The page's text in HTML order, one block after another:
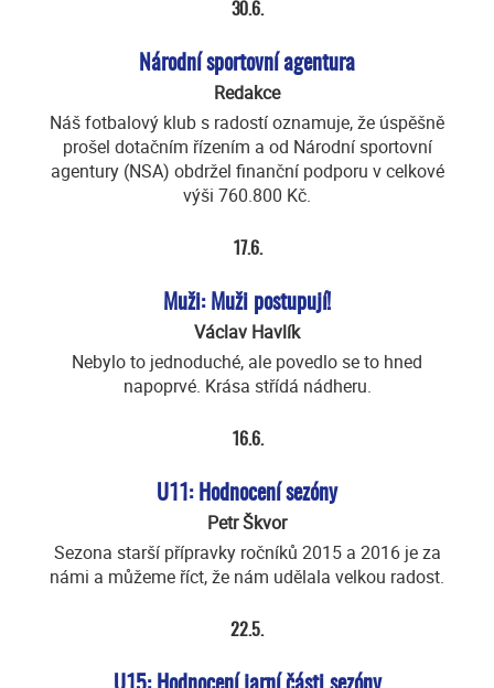
30.6.
Národní sportovní agentura
Redakce
Náš fotbalový klub s radostí oznamuje, že úspěšně
prošel dotačním řízením a od Národní sportovní
agentury (NSA) obdržel finanční podporu v celkové
výši 760.800 Kč.
17.6.
Muži: Muži postupují!
Václav Havlík
Nebylo to jednoduché, ale povedlo se to hned
napoprvé. Krása střídá nádheru.
16.6.
U11: Hodnocení sezóny
Petr Škvor
Sezona starší přípravky ročníků 2015 a 2016 je za
námi a můžeme říct, že nám udělala velkou radost.
22.5.